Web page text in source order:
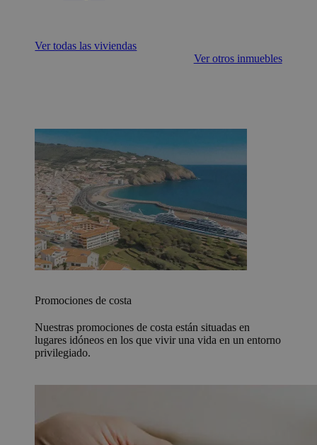
Ver todas las viviendas
Ver otros inmuebles
Promociones de costa
Nuestras promociones de costa están situadas en
lugares idóneos en los que vivir una vida en un entorno
privilegiado.